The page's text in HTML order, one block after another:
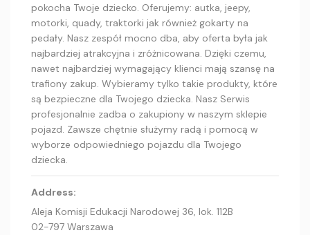
pokocha Twoje dziecko. Oferujemy: autka, jeepy,
motorki, quady, traktorki jak również gokarty na
pedały. Nasz zespół mocno dba, aby oferta była jak
najbardziej atrakcyjna i zróżnicowana. Dzięki czemu,
nawet najbardziej wymagający klienci mają szansę na
trafiony zakup. Wybieramy tylko takie produkty, które
są bezpieczne dla Twojego dziecka. Nasz Serwis
profesjonalnie zadba o zakupiony w naszym sklepie
pojazd. Zawsze chętnie służymy radą i pomocą w
wyborze odpowiedniego pojazdu dla Twojego
dziecka.
Address:
Aleja Komisji Edukacji Narodowej 36, lok. 112B
02-797 Warszawa